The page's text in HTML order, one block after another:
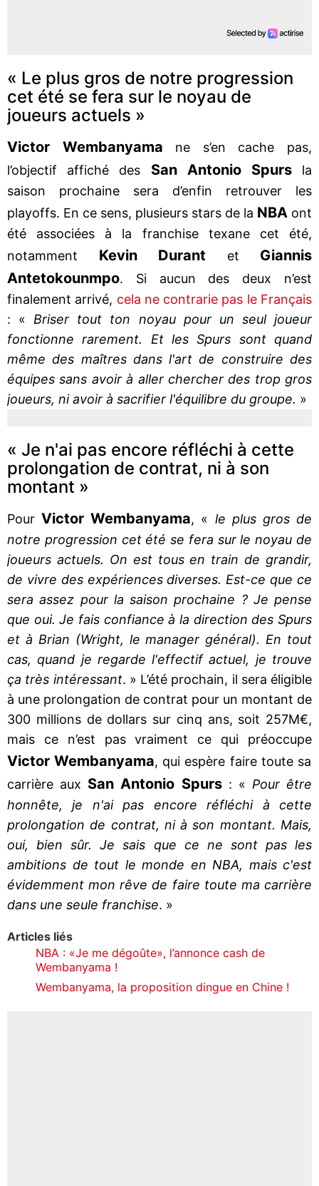
« Le plus gros de notre progression
cet été se fera sur le noyau de
joueurs actuels »
Victor Wembanyama ne s’en cache pas,
l’objectif affiché des San Antonio Spursla
saison prochaine sera d’enfin retrouver les
playoffs. En ce sens, plusieurs stars de la NBA ont
été associées à la franchise texane cet été,
notamment Kevin Durant et Giannis
Antetokounmpo. Si aucun des deux n’est
finalement arrivé, cela ne contrarie pas le Français
: « Briser tout ton noyau pour un seul joueur
fonctionne rarement. Et les Spurs sont quand
même des maîtres dans l'art de construire des
équipes sans avoir à aller chercher des trop gros
joueurs, ni avoir à sacrifier l'équilibre du groupe. »
« Je n'ai pas encore réfléchi à cette
prolongation de contrat, ni à son
montant »
PourVictor Wembanyama, « le plus gros de
notre progression cet été se fera sur le noyau de
joueurs actuels. On est tous en train de grandir,
de vivre des expériences diverses. Est-ce que ce
sera assez pour la saison prochaine ? Je pense
que oui. Je fais confiance à la direction des Spurs
et à Brian (Wright, le manager général). En tout
cas, quand je regarde l'effectif actuel, je trouve
ça très intéressant. » L’été prochain, il sera éligible
à une prolongation de contrat pour un montant de
300 millions de dollars sur cinq ans, soit 257M€,
mais ce n’est pas vraiment ce qui préoccupe
Victor Wembanyama, qui espère faire toute sa
carrière aux San Antonio Spurs: « Pour être
honnête, je n'ai pas encore réfléchi à cette
prolongation de contrat, ni à son montant. Mais,
oui, bien sûr. Je sais que ce ne sont pas les
ambitions de tout le monde en NBA, mais c'est
évidemment mon rêve de faire toute ma carrière
dans une seule franchise. »
Articles liés
NBA : «Je me dégoûte», l’annonce cash de
Wembanyama !
Wembanyama, la proposition dingue en Chine !